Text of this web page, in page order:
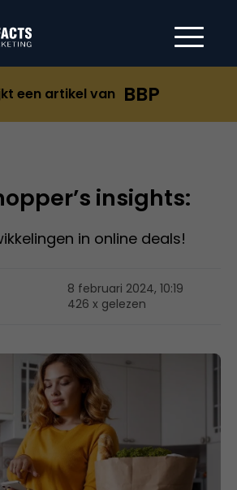
een artikel van BBP
insights:
in online deals!
8 februari 2024, 10:19
426 x gelezen